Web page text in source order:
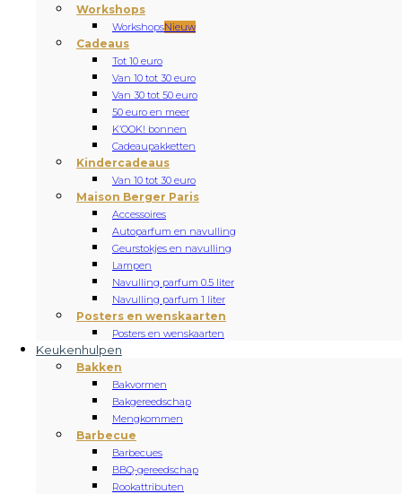
Workshops
WorkshopsNieuw
Cadeaus
Tot 10 euro
Van 10 tot 30 euro
Van 30 tot 50 euro
50 euro en meer
K’OOK! bonnen
Cadeaupakketten
Kindercadeaus
Van 10 tot 30 euro
Maison Berger Paris
Accessoires
Autoparfum en navulling
Geurstokjes en navulling
Lampen
Navulling parfum 0.5 liter
Navulling parfum 1 liter
Posters en wenskaarten
Posters en wenskaarten
Keukenhulpen
Bakken
Bakvormen
Bakgereedschap
Mengkommen
Barbecue
Barbecues
BBQ-gereedschap
Rookattributen